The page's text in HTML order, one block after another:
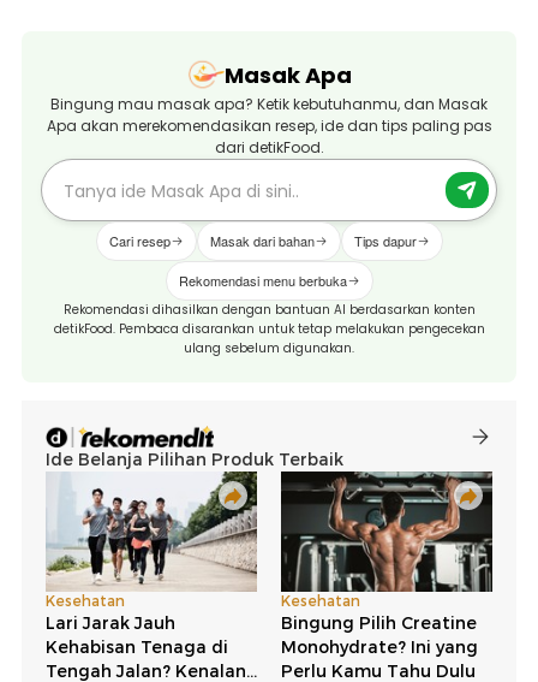
Masak Apa
Bingung mau masak apa? Ketik kebutuhanmu, dan Masak
Apa akan merekomendasikan resep, ide dan tips paling pas
dari detikFood.
Cari resep Masak dari bahan Tips dapur
Rekomendasi menu berbuka
Rekomendasi dihasilkan dengan bantuan AI berdasarkan konten
detikFood. Pembaca disarankan untuk tetap melakukan pengecekan
ulang sebelum digunakan.